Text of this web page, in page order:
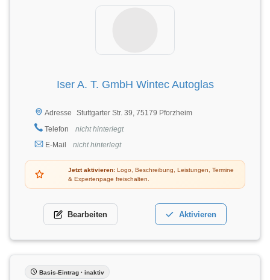
Iser A. T. GmbH Wintec Autoglas
Adresse
Stuttgarter Str. 39, 75179 Pforzheim
Telefon
nicht hinterlegt
E-Mail
nicht hinterlegt
Jetzt aktivieren: Logo, Beschreibung, Leistungen, Termine
& Expertenpage freischalten.
Bearbeiten Aktivieren
Basis-Eintrag · inaktiv